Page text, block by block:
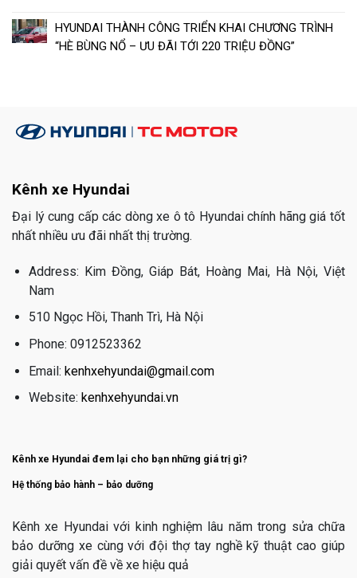
HYUNDAI THÀNH CÔNG TRIỂN KHAI CHƯƠNG TRÌNH
“HÈ BÙNG NỔ – ƯU ĐÃI TỚI 220 TRIỆU ĐỒNG”
Kênh xe Hyundai
Đại lý cung cấp các dòng xe ô tô Hyundai chính hãng giá tốt
nhất nhiều ưu đãi nhất thị trường.
Address: Kim Đồng, Giáp Bát, Hoàng Mai, Hà Nội, Việt
Nam
510 Ngọc Hồi, Thanh Trì, Hà Nội
Phone: 0912523362
Email: kenhxehyundai@gmail.com
Website: kenhxehyundai.vn
Kênh xe Hyundai đem lại cho bạn những giá trị gì?
Hệ thống bảo hành – bảo dưỡng
Kênh xe Hyundai với kinh nghiệm lâu năm trong sửa chữa
bảo dưỡng xe cùng với đội thợ tay nghề kỹ thuật cao giúp
giải quyết vấn đề về xe hiệu quả